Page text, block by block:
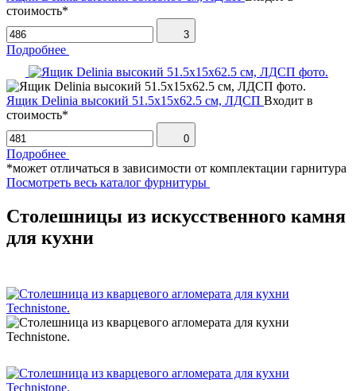
стоимость*
3
Подробнее
Ящик Delinia высокий 51.5х15х62.5 см, ЛДСП Входит в
стоимость*
0
Подробнее
*может отличаться в зависимости от комплектации гарнитура
Посмотреть весь каталог фурнитуры
Столешницы из искусственного камня
для кухни